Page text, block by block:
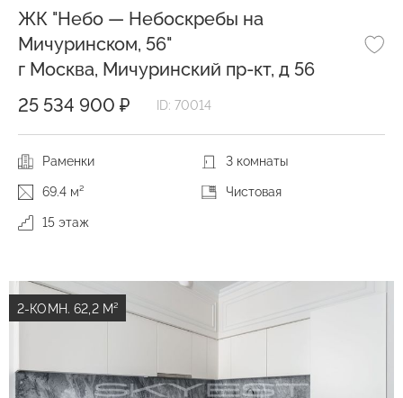
ЖК "Небо — Небоскребы на
Мичуринском, 56"
г Москва, Мичуринский пр-кт, д 56
25 534 900 ₽
ID: 70014
Раменки 3 комнаты
69.4 м² Чистовая
15 этаж
2-КОМН. 62,2 М²